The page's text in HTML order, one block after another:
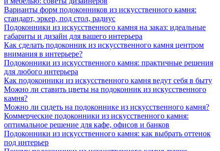
Варианты форм подоконников из искусственного камня:
стандарт, эркер, под стол, радиус
Подоконники из искусственного камня на заказ: идеальные
габариты и дизайн для вашего интерьера
Как сделать подоконник из искусственного камня центром
внимания в интерьере?
Подоконники из искусственного камня: практичные решения
для любого интерьера
Как подоконники из искусственного камня ведут себя в быту
Можно ли ставить цветы на подоконник из искусственного
камня?
Можно ли сидеть на подоконнике из искусственного камня?
Коммерческие подоконники из искусственного камня:
оптимальное решение для кафе, офисов и банков
Подоконники из искусственного камня: как выбрать оттенок
под интерьер